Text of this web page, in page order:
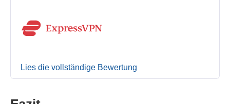
Lies die vollständige Bewertung